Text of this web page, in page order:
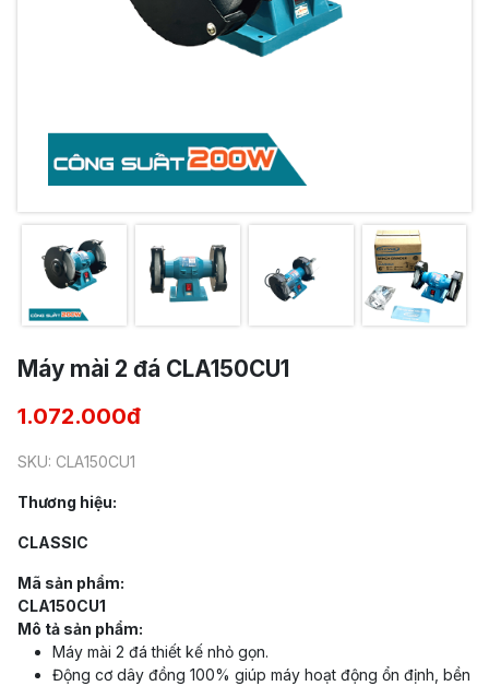
Máy mài 2 đá CLA150CU1
1.072.000đ
SKU: CLA150CU1
Thương hiệu:
CLASSIC
Mã sản phẩm:
CLA150CU1
Mô tả sản phẩm:
Máy mài 2 đá thiết kế nhỏ gọn.
Động cơ dây đồng 100% giúp máy hoạt động ổn định, bền